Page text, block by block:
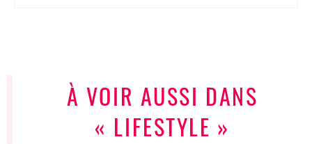
À VOIR AUSSI DANS
« LIFESTYLE »